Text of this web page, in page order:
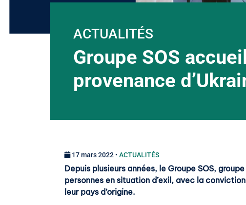
ACTUALITÉS
Groupe SOS
provenance
17 mars 2022 • ACTUALITÉS
Depuis plusieurs années, le Groupe SOS,
personnes en situation d’exil, avec la
leur pays d’origine.